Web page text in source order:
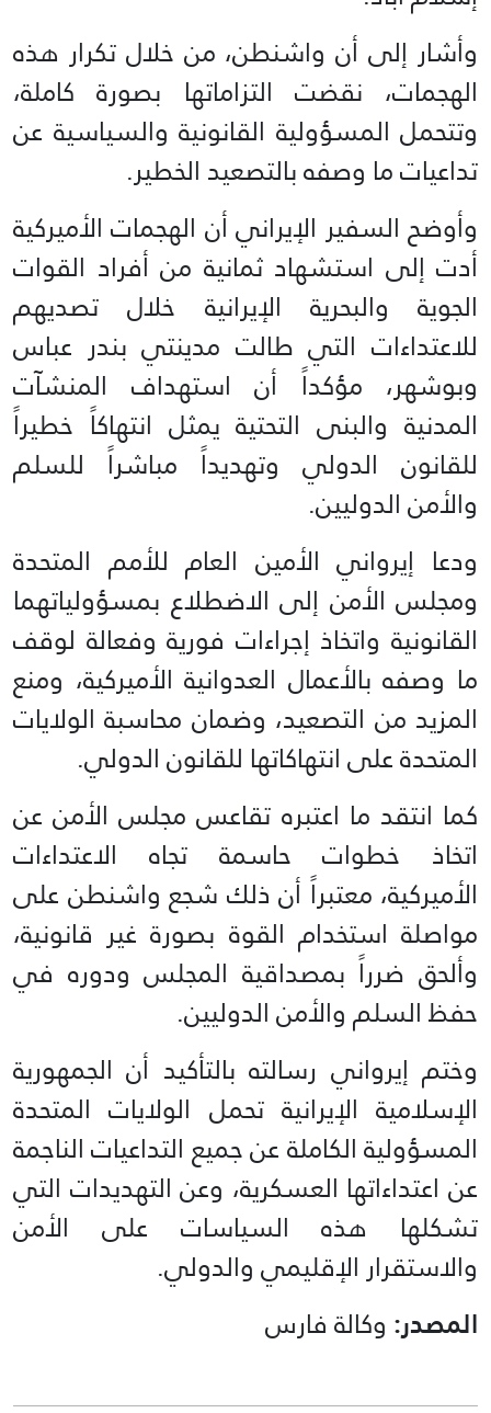
وأشار إلى أن واشنطن، من خلال تكرار هذه
الهجمات، نقضت التزاماتها بصورة كاملة،
وتتحمل المسؤولية القانونية والسياسية عن
تداعيات ما وصفه بالتصعيد الخطير.
وأوضح السفير الإيراني أن الهجمات الأميركية
أدت إلى استشهاد ثمانية من أفراد القوات
الجوية والبحرية الإيرانية خلال تصديهم
للاعتداءات التي طالت مدينتي بندر عباس
وبوشهر، مؤكداً أن استهداف المنشآت
المدنية والبنى التحتية يمثل انتهاكاً خطيراً
للقانون الدولي وتهديداً مباشراً للسلم
والأمن الدوليين.
ودعا إيرواني الأمين العام للأمم المتحدة
ومجلس الأمن إلى الاضطلاع بمسؤولياتهما
القانونية واتخاذ إجراءات فورية وفعالة لوقف
ما وصفه بالأعمال العدوانية الأميركية، ومنع
المزيد من التصعيد، وضمان محاسبة الولايات
المتحدة على انتهاكاتها للقانون الدولي.
كما انتقد ما اعتبره تقاعس مجلس الأمن عن
اتخاذ خطوات حاسمة تجاه الاعتداءات
الأميركية، معتبراً أن ذلك شجع واشنطن على
مواصلة استخدام القوة بصورة غير قانونية،
وألحق ضرراً بمصداقية المجلس ودوره في
حفظ السلم والأمن الدوليين.
وختم إيرواني رسالته بالتأكيد أن الجمهورية
الإسلامية الإيرانية تحمل الولايات المتحدة
المسؤولية الكاملة عن جميع التداعيات الناجمة
عن اعتداءاتها العسكرية، وعن التهديدات التي
تشكلها هذه السياسات على الأمن
والاستقرار الإقليمي والدولي.
المصدر: وكالة فارس